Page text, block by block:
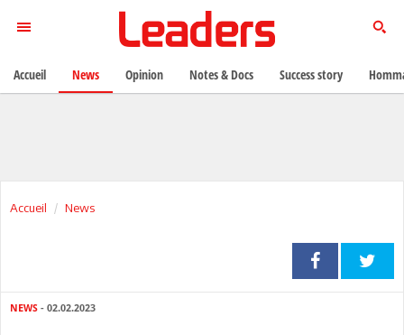
Accueil News
NEWS - 02.02.2023
Accueil News Opinion Notes & Docs Success story